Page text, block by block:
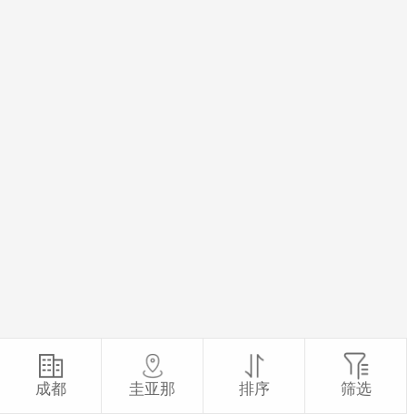
成都 圭亚那 排序 筛选